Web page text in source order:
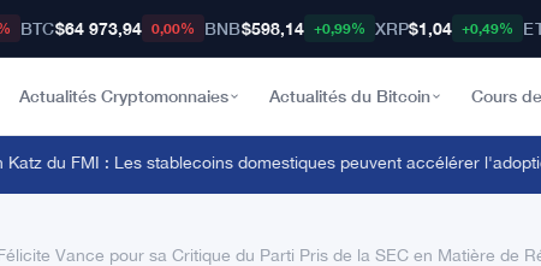
BTC$64 973,94 0,00% BNB$598,14 +0,99% XRP$1,04 +0,49%
Actualités Cryptomonnaies Actualités du Bitcoin Cours
du FMI : Les stablecoins domestiques peuvent accélérer l'adoption
Vance pour sa Critique du Parti Pris de la SEC en Matière de